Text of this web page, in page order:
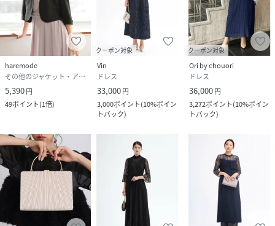
haremode
その他のジャケット・アウター
5,390円
49ポイント(1倍)
クーポン対象
Vin
ドレス
33,000円
3,000ポイント(10%ポイン
トバック)
クーポン対象
Ori by chouori
ドレス
36,000円
3,272ポイント(10%ポイン
トバック)